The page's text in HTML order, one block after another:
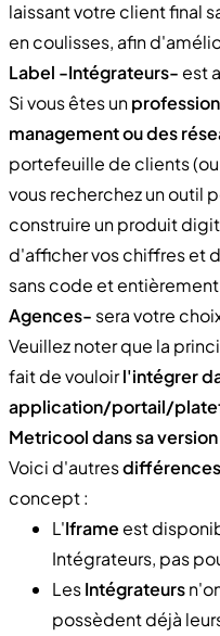
laissant votre client final
en coulisses, afin
Label -Intégrateurs-est
Si vous êtes un
management ou des
portefeuille de clients
vous recherchez un outil
construire un produit
d'afficher vos chiffres et
sans code et
Agences- sera votre
Veuillez noter que la
fait de vouloirl'intégrer
application/portail/
Metricool dans sa
Voici d'autresdifférences
concept :
L'Iframeest
Intégrateurs, pas
LesIntégrateurs
possèdent déjà